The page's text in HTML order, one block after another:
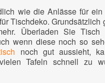
wie die Anlässe für
Tischdeko. Grundsätzlich
Überladen Sie
wenn diese noch so
noch gut aussieht,
Tafeln schnell zu